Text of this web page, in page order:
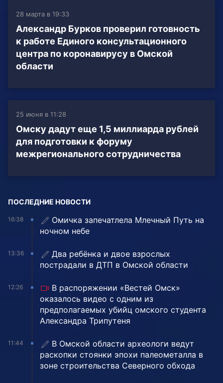
28 марта в 19:33
Александр Бурков проверил готовность
к работе Единого консультационного
центра по коронавирусу в Омской
области
25 июня в 11:28
Омску дадут еще 1,5 миллиарда рублей
для подготовки к форуму
межрегионального сотрудничества
ПОСЛЕДНИЕ НОВОСТИ
16:38
Омичка запечатлела Млечный Путь на
ночном небе
13:36
Два ребёнка и двое взрослых
пострадали в ДТП в Омской области
12:26
В распоряжении «Вестей Омск»
оказалось видео с одним из
предполагаемых убийц омского студента
Александра Трипутеня
11:44
В Омской области археологи ведут
раскопки стоянки эпохи палеометалла в
зоне строительства Северного обхода